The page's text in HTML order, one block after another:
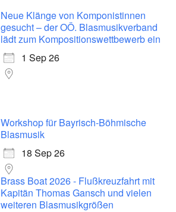
Neue Klänge von Komponistinnen
gesucht – der OÖ. Blasmusikverband
lädt zum Kompositionswettbewerb ein
1 Sep 26
Workshop für Bayrisch-Böhmische
Blasmusik
18 Sep 26
Brass Boat 2026 - Flußkreuzfahrt mit
Kapitän Thomas Gansch und vielen
weiteren Blasmusikgrößen